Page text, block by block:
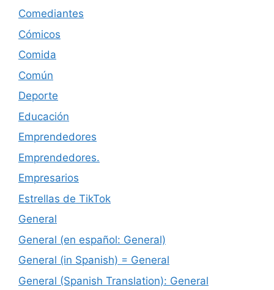
Comediantes
Cómicos
Comida
Común
Deporte
Educación
Emprendedores
Emprendedores.
Empresarios
Estrellas de TikTok
General
General (en español: General)
General (in Spanish) = General
General (Spanish Translation): General